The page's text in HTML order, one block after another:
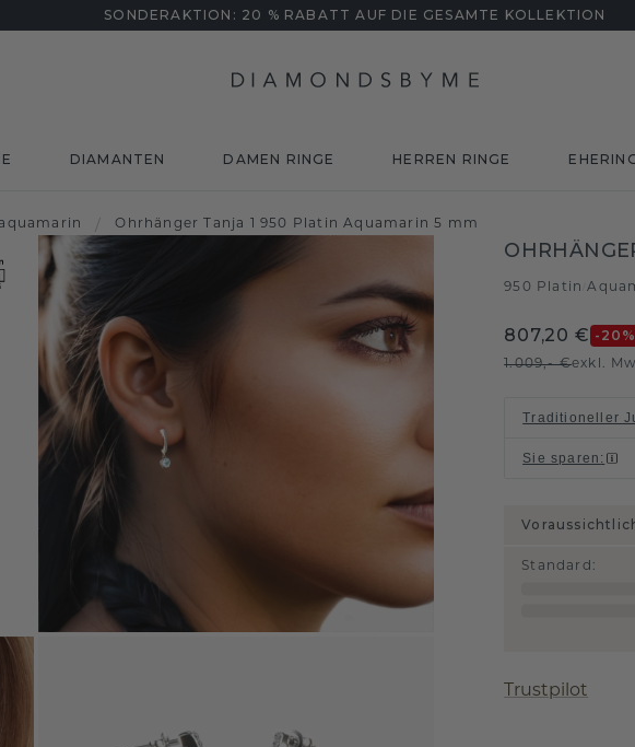
SONDERAKTION: 20 % RABATT AUF DIE GESAMTE KOLLEKTION
DIAMANTEN DAMEN RINGE HERREN RINGE
aquamarin / Ohrhänger Tanja 1 950 Platin Aquamarin 5 mm
950 Platin /
807,20 € -20 %
1.009,- €exkl.
Traditioneller
Sie sparen :
Standard :
Trustpilot